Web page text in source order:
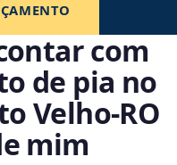
com
de pia no
Velho‑RO
mim